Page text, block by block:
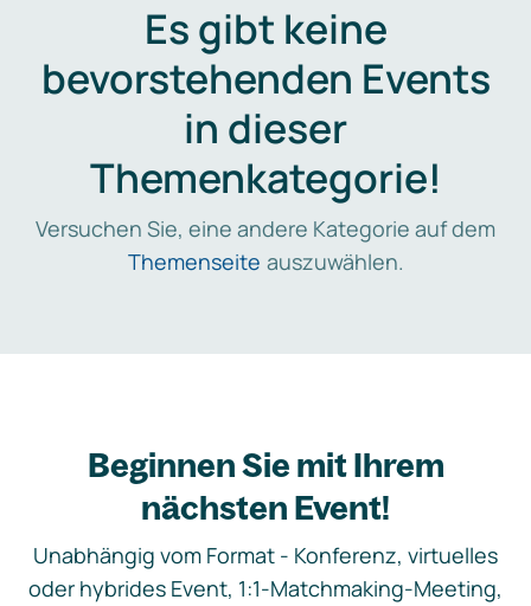
Es gibt keine
bevorstehenden Events
in dieser
Themenkategorie!
Versuchen Sie, eine andere Kategorie auf dem
Themenseite auszuwählen.
Beginnen Sie mit Ihrem
nächsten Event!
Unabhängig vom Format - Konferenz, virtuelles
oder hybrides Event, 1:1-Matchmaking-Meeting,